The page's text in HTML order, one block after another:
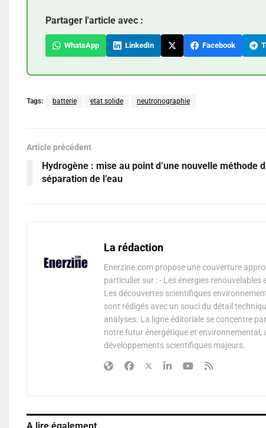
Partager l'article avec :
WhatsApp LinkedIn Facebook
Tags: batterie etat solide neutronographie
Article précédent
Hydrogène : mise au point d’une nouvelle méthode
séparation de l’eau
La rédaction
Enerzine.com propose une couverture
particulier sur : - Les énergies
Les découvertes scientifiques
sont rédigés avec un souci du détail
analyses. La ligne éditoriale se concentre
notre futur énergétique et
développements scientifiques majeurs.